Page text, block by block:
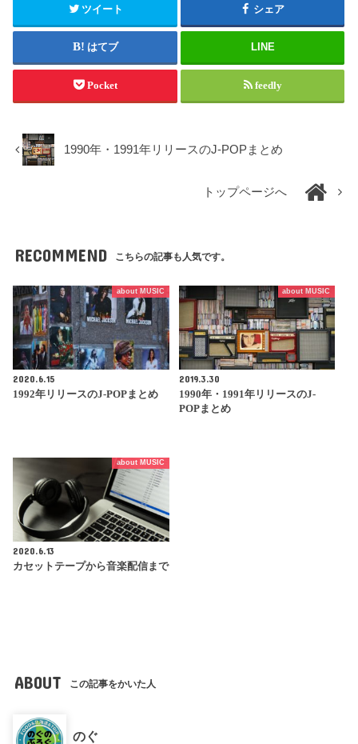
ツイート シェア
はてブ LINE
Pocket feedly
1990年・1991年リリースのJ-POPまとめ
トップページへ
RECOMMEND こちらの記事も人気です。
about MUSIC
2020.6.15
1992年リリースのJ-POPまとめ
about MUSIC
2019.3.30
1990年・1991年リリースのJ-
POPまとめ
about MUSIC
2020.6.13
カセットテープから音楽配信まで
ABOUT この記事をかいた人
のぐ